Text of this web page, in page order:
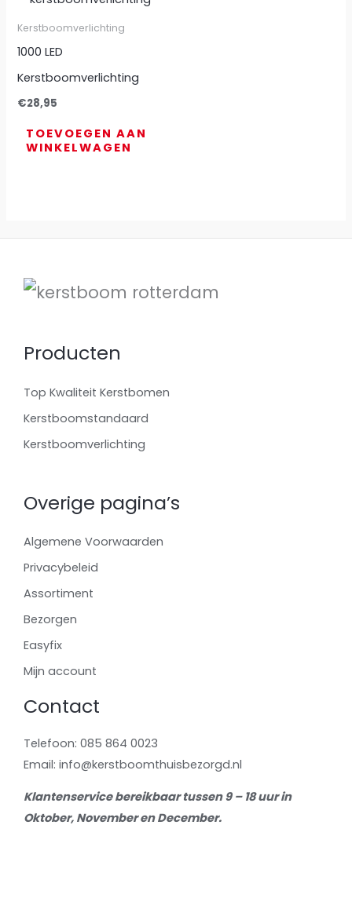
Kerstboomverlichting
1000 LED
Kerstboomverlichting
€28,95
TOEVOEGEN AAN
WINKELWAGEN
Producten
Top Kwaliteit Kerstbomen
Kerstboomstandaard
Kerstboomverlichting
Overige pagina’s
Algemene Voorwaarden
Privacybeleid
Assortiment
Bezorgen
Easyfix
Mijn account
Contact
Telefoon: 085 864 0023
Email: info@kerstboomthuisbezorgd.nl
Klantenservice bereikbaar tussen 9 – 18 uur in
Oktober, November en December.